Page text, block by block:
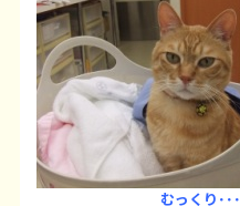
むっくり･･･